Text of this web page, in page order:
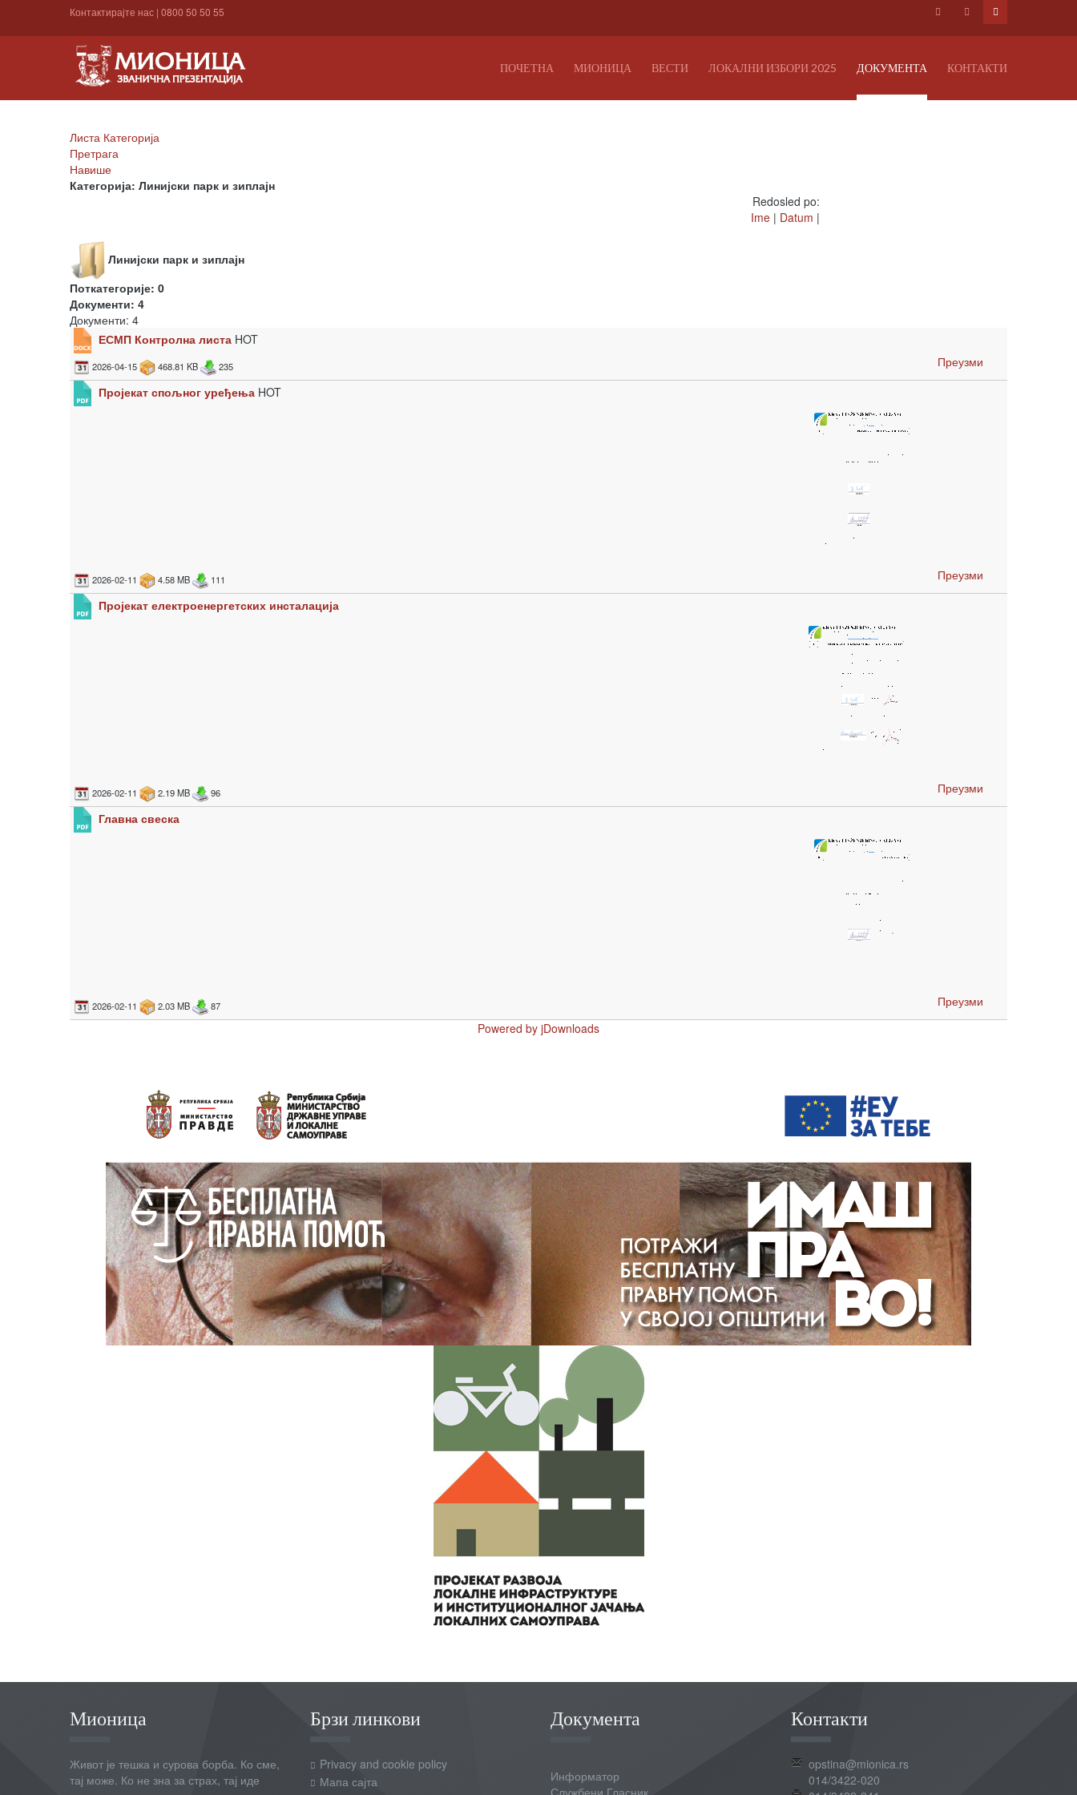
Контактирајте нас | 0800 50 50 55
ПОЧЕТНА МИОНИЦА ВЕСТИ ЛОКАЛНИ ИЗБОРИ 2025 ДОКУМЕНТА КОНТАКТИ
Листа Категорија
Претрага
Навише
Категорија: Линијски парк и зиплајн
Redosled po:
Ime | Datum |
Линијски парк и зиплајн
Поткатегорије: 0
Документи: 4
Документи: 4
ЕСМП Контролна листа HOT
2026-04-15 468.81 KB 235
Преузми
Пројекат спољног уређења HOT
2026-02-11 4.58 MB 111
Преузми
Пројекат електроенергетских инсталација
2026-02-11 2.19 MB 96
Преузми
Главна свеска
2026-02-11 2.03 MB 87
Преузми
Powered by jDownloads
Мионица
Живот је тешка и сурова борба. Ко сме,
тај може. Ко не зна за страх, тај иде
Брзи линкови
Privacy and cookie policy
Мапа сајта
Документа
Информатор
Службени Гласник
Контакти
opstina@mionica.rs
014/3422-020